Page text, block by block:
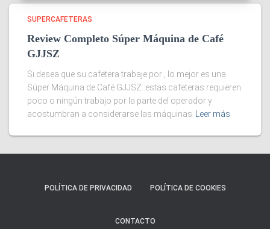
SUPERCAFETERAS
Review Completo Súper Máquina de Café
GJJSZ
Si desea que su cafetera trabaje por , lo mejor es una
Súper Máquina de Café GJJSZ: estas cafeteras requieren
poco o ningún trabajo por la parte del operador y
acostumbran a considerarse las máquinas
Leer más
POLÍTICA DE PRIVACIDAD POLÍTICA DE COOKIES
CONTACTO